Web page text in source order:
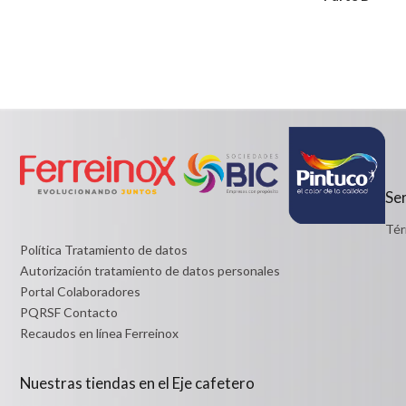
Detalles
Política Tratamiento de datos
Autorización tratamiento de datos personales
Portal Colaboradores
PQRSF Contacto
Recaudos en línea Ferreinox
Nuestras tiendas en el Eje cafetero